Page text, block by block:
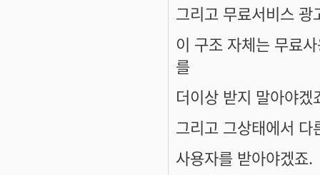
그리고 무료서비스
이 구조 자체는 무료
를
더이상 받지 말아야겠
그리고 그상태에서
사용자를 받아야겠죠.